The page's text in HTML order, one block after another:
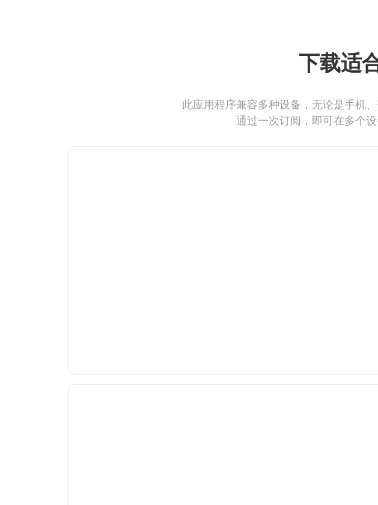
下载适
此应用程序兼容多种设备，无论是手机
通过一次订阅，即可在多个